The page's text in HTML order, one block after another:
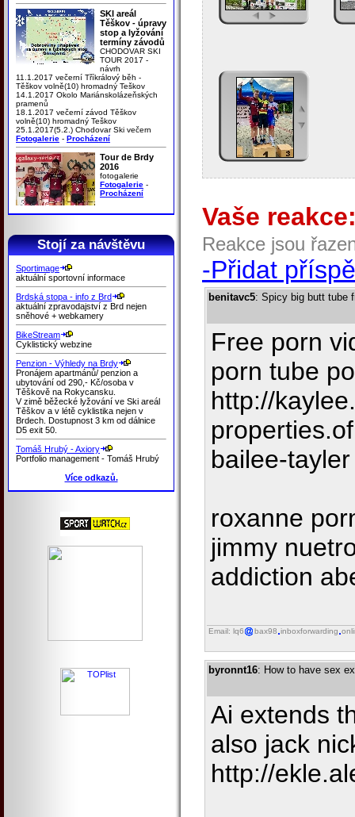
SKI areál
Těškov - úpravy
stop a lyžování
termíny závodů
CHODOVAR SKI
TOUR 2017 -
návrh
11.1.2017 večerní Tříkrálový běh -
Těškov volně(10) hromadný Teškov
14.1.2017 Okolo Mariánskolázeňských
pramenů
18.1.2017 večerní závod Těškov
volně(10) hromadný Teškov
25.1.2017(5.2.) Chodovar Ski večern
Fotogalerie - Procházení
Tour de Brdy
2016
fotogalerie
Fotogalerie -
Procházení
Stojí za návštěvu
Sportimage
aktuální sportovní informace
Brdská stopa - info z Brd
aktuální zpravodajství z Brd nejen
sněhové + webkamery
BikeStream
Cyklistický webzine
Penzion - Výhledy na Brdy
Pronájem apartmánů/ penzion a
ubytování od 290,- Kč/osoba v
Těškově na Rokycansku.
V zimě běžecké lyžování ve Ski areál
Těškov a v létě cyklistika nejen v
Brdech. Dostupnost 3 km od dálnice
D5 exit 50.
Tomáš Hrubý - Axiory
Portfolio management - Tomáš Hrubý
Více odkazů.
Vaše
Reakce jsou
-Přidat
benitavc5: Spicy big butt tube
Free porn
porn tube
http://
bailee-tayler
roxanne
jimmy
addiction
Email: lq6 bax98 inboxforwarding
byronnt16: How to have sex
Ai extends
also jack
http://